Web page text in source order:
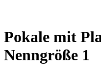
Pokale mit
Nenngröße 1